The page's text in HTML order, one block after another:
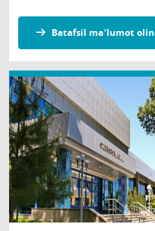
Batafsil ma'lumot